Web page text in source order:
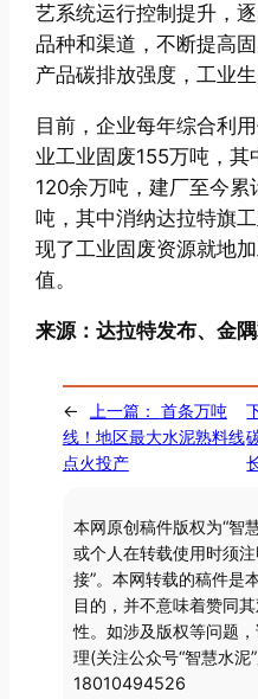
艺系统运行控制提升，
品种和渠道，不断提高
产品碳排放强度，工业
目前，企业每年综合利
业工业固废155万吨，
120余万吨，建厂至今
吨，其中消纳达拉特旗
现了工业固废资源就地
值。
来源：达拉特发布、金
← 上一篇： 首条万吨
线！地区最大水泥熟料线
点火投产
本网原创稿件版权为“智
或个人在转载使用时须
接”。本网转载的稿件是
目的，并不意味着赞同
性。如涉及版权等问题
理(关注公众号“智慧水泥
18010494526